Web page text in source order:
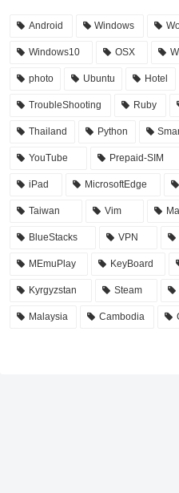
Android Windows
Windows10 OSX
photo Ubuntu Hotel
TroubleShooting Ruby
Thailand Python
YouTube Prepaid-SIM
iPad MicrosoftEdge
Taiwan Vim
BlueStacks VPN
MEmuPlay KeyBoard
Kyrgyzstan Steam
Malaysia Cambodia